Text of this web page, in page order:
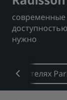
Park Plaza
Prize by Radisson
Отели в
нужно
об отелях